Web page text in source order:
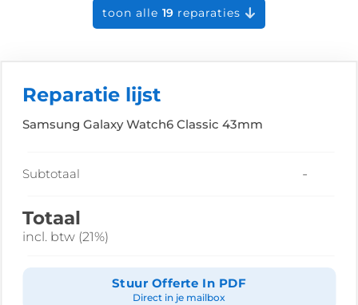
toon alle 19 reparaties
Reparatie lijst
Samsung Galaxy Watch6 Classic 43mm
Subtotaal -
Totaal
incl. btw (21%)
Stuur Offerte In PDF
Direct in je mailbox